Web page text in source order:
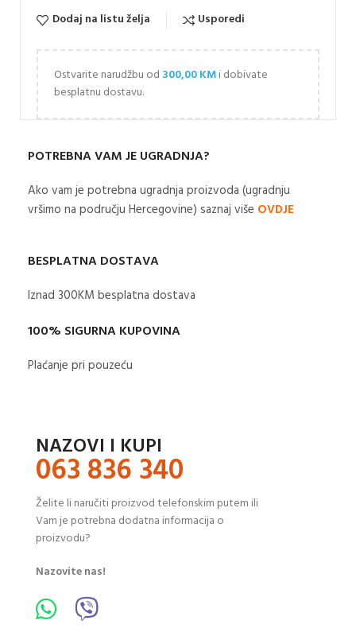
Dodaj na listu želja Usporedi
Ostvarite narudžbu od 300,00KMi dobivate
besplatnu dostavu.
POTREBNA VAM JE UGRADNJA?
Ako vam je potrebna ugradnja proizvoda (ugradnju
vršimo na području Hercegovine) saznaj više OVDJE
BESPLATNA DOSTAVA
Iznad 300KM besplatna dostava​
100% SIGURNA KUPOVINA
Plaćanje pri pouzeću
NAZOVI I KUPI
063 836 340
Želite li naručiti proizvod telefonskim putem ili
Vam je potrebna dodatna informacija o
proizvodu?
Nazovite nas!